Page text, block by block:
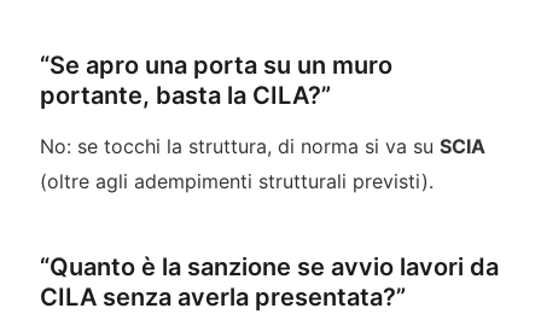
“Se apro una porta su un muro
portante, basta la CILA?”
No: se tocchi la struttura, di norma si va su SCIA
(oltre agli adempimenti strutturali previsti).
“Quanto è la sanzione se avvio lavori da
CILA senza averla presentata?”